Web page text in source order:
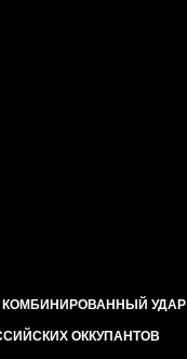
УДАР
ОККУПАНТОВ